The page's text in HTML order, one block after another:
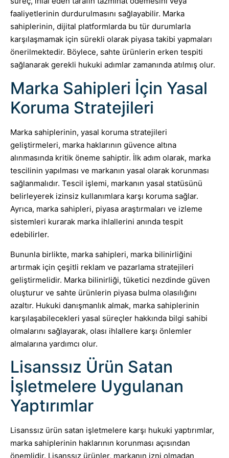
faaliyetlerinin durdurulmasını sağlayabilir. Marka
sahiplerinin, dijital platformlarda bu tür durumlarla
karşılaşmamak için sürekli olarak piyasa takibi yapmaları
önerilmektedir. Böylece, sahte ürünlerin erken tespiti
sağlanarak gerekli hukuki adımlar zamanında atılmış olur.
Marka Sahipleri İçin Yasal
Koruma Stratejileri
Marka sahiplerinin, yasal koruma stratejileri
geliştirmeleri, marka haklarının güvence altına
alınmasında kritik öneme sahiptir. İlk adım olarak, marka
tescilinin yapılması ve markanın yasal olarak korunması
sağlanmalıdır. Tescil işlemi, markanın yasal statüsünü
belirleyerek izinsiz kullanımlara karşı koruma sağlar.
Ayrıca, marka sahipleri, piyasa araştırmaları ve izleme
sistemleri kurarak marka ihlallerini anında tespit
edebilirler.
Bununla birlikte, marka sahipleri, marka bilinirliğini
artırmak için çeşitli reklam ve pazarlama stratejileri
geliştirmelidir. Marka bilinirliği, tüketici nezdinde güven
oluşturur ve sahte ürünlerin piyasa bulma olasılığını
azaltır. Hukuki danışmanlık almak, marka sahiplerinin
karşılaşabilecekleri yasal süreçler hakkında bilgi sahibi
olmalarını sağlayarak, olası ihlallere karşı önlemler
almalarına yardımcı olur.
Lisanssız Ürün Satan
İşletmelere Uygulanan
Yaptırımlar
Lisanssız ürün satan işletmelere karşı hukuki yaptırımlar,
marka sahiplerinin haklarının korunması açısından
önemlidir. Lisanssız ürünler, markanın izni olmadan